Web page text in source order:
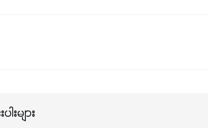
များ